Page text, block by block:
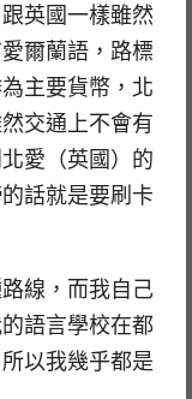
英國一樣雖然
爾蘭語，路標
主要貨幣，北
交通上不會有
愛（英國）的
話就是要刷卡
線，而我自己
語言學校在都
以我幾乎都是